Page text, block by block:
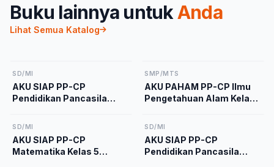
Buku lainnya untukAnda
Lihat Semua Katalog
SD/MI
AKU SIAP PP-CP
Pendidikan Pancasila
Merdeka
SMP/MTS
AKU PAHAM PP-CP Ilmu
Pengetahuan Alam Kelas
SD/MI
AKU SIAP PP-CP
Matematika Kelas 5
SD/MI
AKU SIAP PP-CP
Pendidikan Pancasila